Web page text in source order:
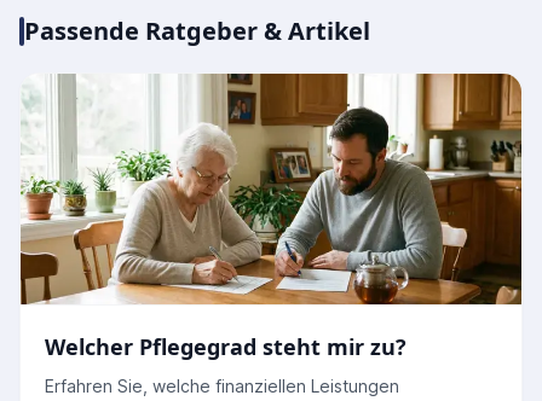
Passende Ratgeber & Artikel
Welcher Pflegegrad steht mir zu?
Erfahren Sie, welche finanziellen Leistungen